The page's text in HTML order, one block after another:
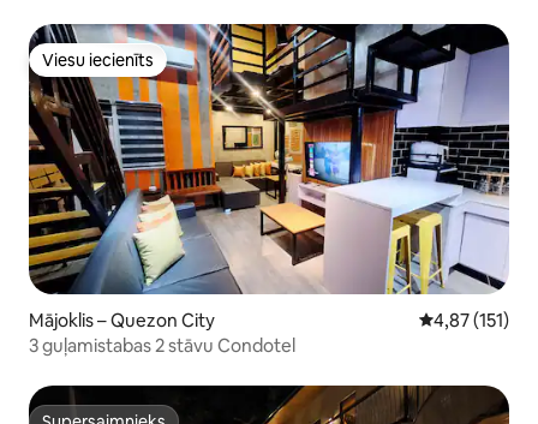
Viesu iecienīts
Viesu iecienīts
Mājoklis – Quezon City Vidējais
4,87 (151)
3 guļamistabas 2 stāvu Condotel